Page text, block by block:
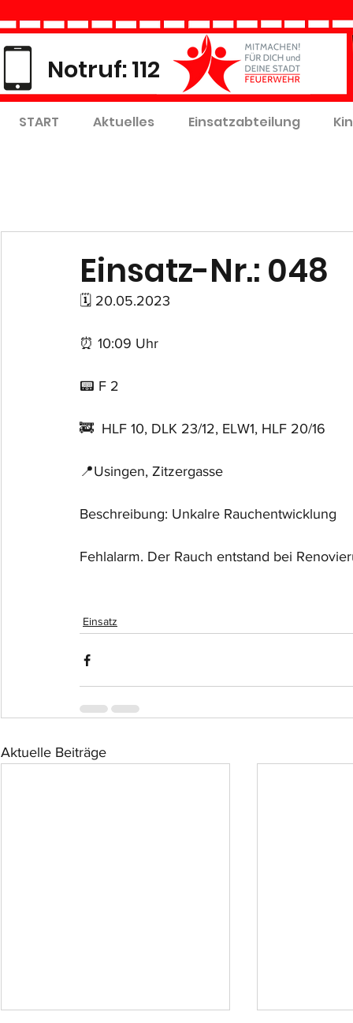
Notruf: 112
START Aktuelles Einsatzabteilung
Einsatz-Nr.: 048
🗓 20.05.2023
⏰ 10:09 Uhr
📟 F 2
🚒  HLF 10, DLK 23/12, ELW1, HLF 20/16
📍Usingen, Zitzergasse
Beschreibung: Unkalre Rauchentwicklung
Fehlalarm. Der Rauch entstand bei
Einsatz
Aktuelle Beiträge